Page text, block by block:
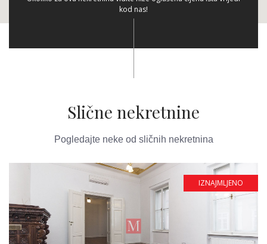
kod nas!
Slične nekretnine
Pogledajte neke od sličnih nekretnina
IZNAJMLJENO